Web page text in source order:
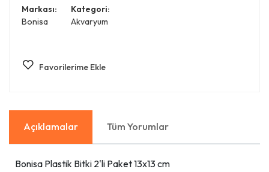
Markası:
Bonisa
Kategori:
Akvaryum
Favorilerime Ekle
Açıklamalar Tüm Yorumlar
Bonisa Plastik Bitki 2'li Paket 13x13 cm